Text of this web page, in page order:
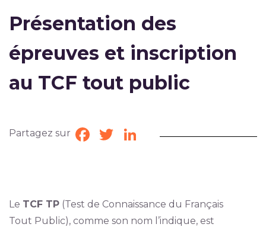
Présentation des
épreuves et inscription
au TCF tout public
Partagez sur Facebook
TwitterLinkedIn
Le TCF TP(Test de Connaissance du Français
Tout Public), comme son nom l’indique, est